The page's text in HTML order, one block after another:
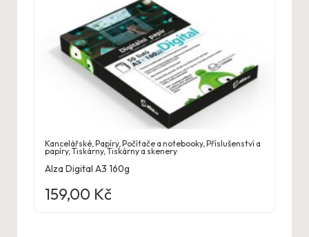
Kancelářské ,Papíry,Počítače a notebooky,Příslušenství a
papíry,Tiskárny,Tiskárny a skenery
Alza Digital A3 160g
159,00 Kč